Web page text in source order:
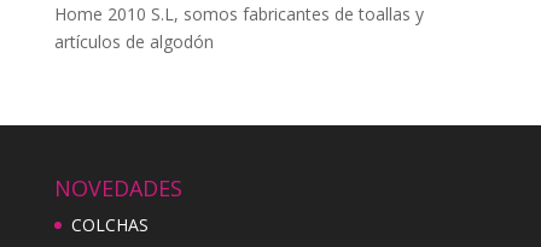
Home 2010 S.L, somos fabricantes de toallas y
artículos de algodón
NOVEDADES
COLCHAS